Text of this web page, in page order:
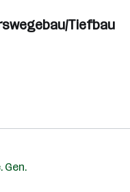
Tiefbau
Gen.